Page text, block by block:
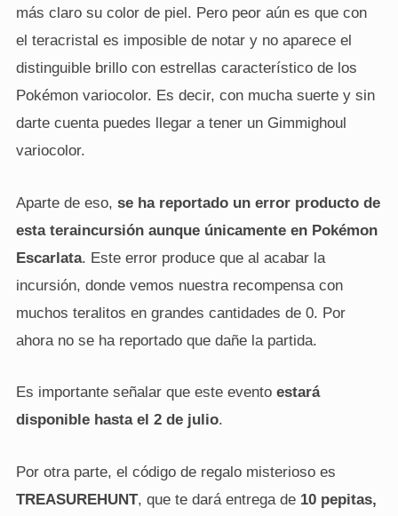
más claro su color de piel. Pero peor aún es que con
el teracristal es imposible de notar y no aparece el
distinguible brillo con estrellas característico de los
Pokémon variocolor. Es decir, con mucha suerte y sin
darte cuenta puedes llegar a tener un Gimmighoul
variocolor.
Aparte de eso, se ha reportado un error producto de
esta teraincursión aunque únicamente en Pokémon
Escarlata. Este error produce que al acabar la
incursión, donde vemos nuestra recompensa con
muchos teralitos en grandes cantidades de 0. Por
ahora no se ha reportado que dañe la partida.
Es importante señalar que este evento estará
disponible hasta el 2 de julio.
Por otra parte, el código de regalo misterioso es
TREASUREHUNT, que te dará entrega de 10 pepitas,